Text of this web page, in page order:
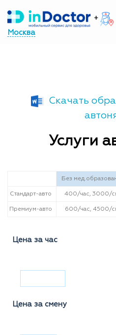
содержимому
Москва
Скачать
Услуги
Без
Стандарт-авто 400/час, 3000/
Премиум-авто 600/час, 4500/
Цена за час
Цена за смену